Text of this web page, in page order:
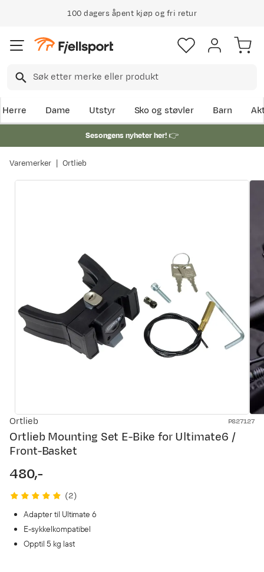
100 dagers åpent kjøp og fri retur
Herre Dame Utstyr Sko og støvler Barn
Sesongens nyheter her!👉
Varemerker Ortlieb
Ortlieb P827127
Ortlieb Mounting Set E-Bike for Ultimate6 /
Front-Basket
price
480,-
(2)
Adapter til Ultimate 6
E-sykkelkompatibel
Opptil 5 kg last